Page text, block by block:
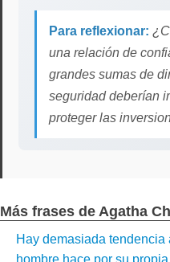
Para reflexionar:
una relación de
grandes sumas de
seguridad deberían
proteger las
Más frases de Agatha
Hay demasiada tendencia
hombre hace por su